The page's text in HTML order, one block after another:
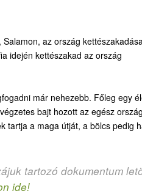
az ország
idején kettészakad az ország
már nehezebb. Főleg egy
bajt hozott az egész
tartja a maga útját, a bölcs pedig
tartozó dokumentum
ide!